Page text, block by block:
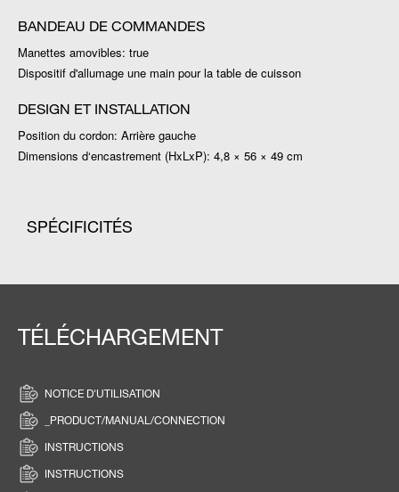
BANDEAU DE COMMANDES
Manettes amovibles: true
Dispositif d'allumage une main pour la table de cuisson
DESIGN ET INSTALLATION
Position du cordon: Arrière gauche
Dimensions d‘encastrement (HxLxP): 4,8 × 56 × 49 cm
SPÉCIFICITÉS
TÉLÉCHARGEMENT
NOTICE D'UTILISATION
_PRODUCT/MANUAL/CONNECTION
INSTRUCTIONS
INSTRUCTIONS